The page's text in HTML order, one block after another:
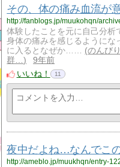
その、体の痛み血流が
http://fanblogs.jp/muukohqn/
体験したことを元に自己分析
身体の痛みを感じるように
に入るとなぜか……
のんび
群…
9年前
いいね！
11
夜中だよね…なんでこ
http://ameblo.jp/muukhqn/entry-